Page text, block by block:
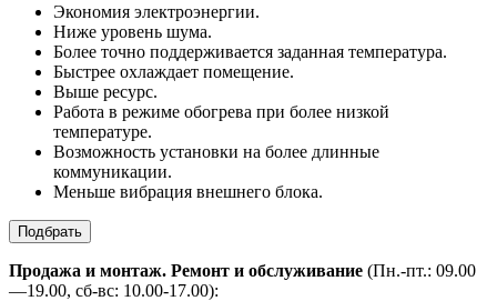
Экономия электроэнергии.
Ниже уровень шума.
Более точно поддерживается заданная температура.
Быстрее охлаждает помещение.
Выше ресурс.
Работа в режиме обогрева при более низкой
температуре.
Возможность установки на более длинные
коммуникации.
Меньше вибрация внешнего блока.
Подбрать
Продажа и монтаж. Ремонт и обслуживание (Пн.-пт.: 09.00
—19.00, сб-вс: 10.00-17.00):